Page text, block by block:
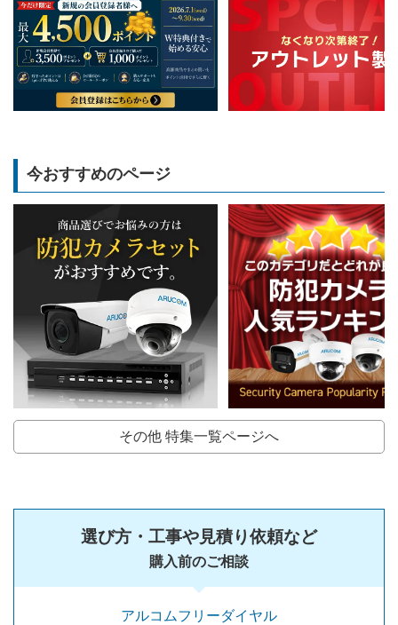
今おすすめのページ
その他 特集一覧ページへ
選び方・工事や見積り依頼など
購入前のご相談
アルコムフリーダイヤル